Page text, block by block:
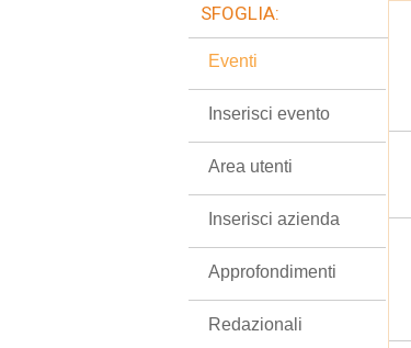
SFOGLIA:
Eventi
Inserisci evento
Area utenti
Inserisci azienda
Approfondimenti
Redazionali